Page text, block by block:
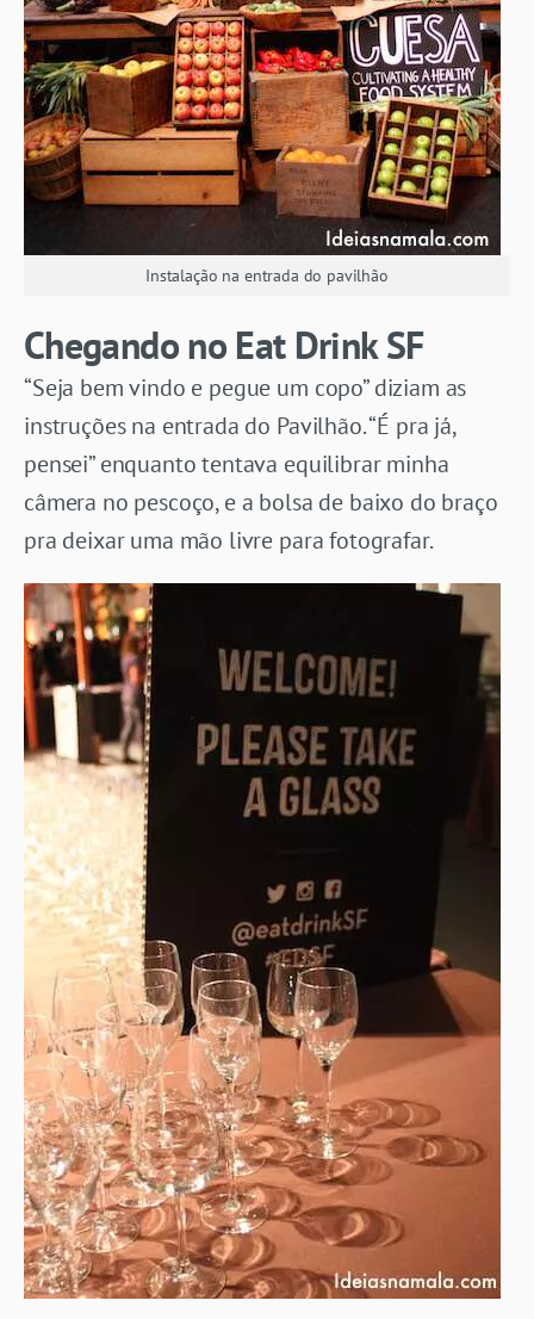
Instalação na entrada do pavilhão
Chegando no Eat Drink SF
“Seja bem vindo e pegue um copo” diziam as
instruções na entrada do Pavilhão. “É pra já,
pensei” enquanto tentava equilibrar minha
câmera no pescoço, e a bolsa de baixo do braço
pra deixar uma mão livre para fotografar.